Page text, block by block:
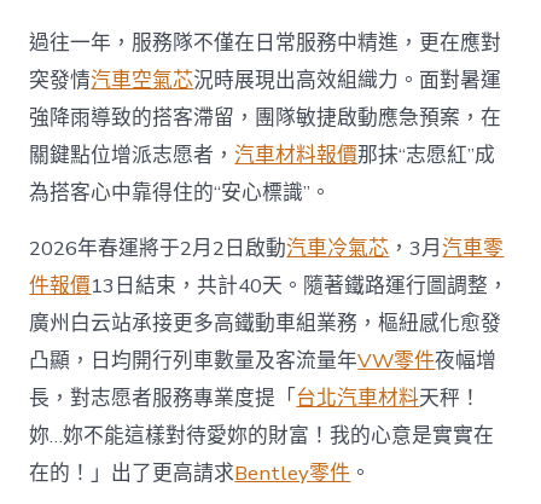
過往一年，服務隊不僅在日常服務中精進，更在應對
突發情汽車空氣芯況時展現出高效組織力。面對暑運
強降雨導致的搭客滯留，團隊敏捷啟動應急預案，在
關鍵點位增派志愿者，汽車材料報價那抹“志愿紅”成
為搭客心中靠得住的“安心標識”。
2026年春運將于2月2日啟動汽車冷氣芯 ，3月汽車零
件報價13日結束，共計40天。隨著鐵路運行圖調整，
廣州白云站承接更多高鐵動車組業務，樞紐感化愈發
凸顯，日均開行列車數量及客流量年VW零件夜幅增
長，對志愿者服務專業度提「台北汽車材料天秤！
妳…妳不能這樣對待愛妳的財富！我的心意是實實在
在的！」出了更高請求Bentley零件 。